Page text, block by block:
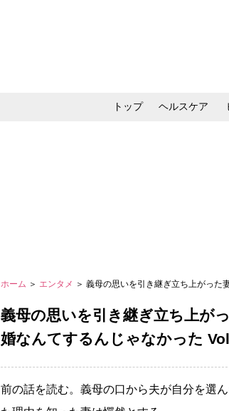
トップ ヘルスケア
ホーム ＞ エンタメ ＞ 義母の思いを引き継ぎ立ち上がっ
義母の思いを引き継ぎ立ち上が
婚なんてするんじゃなかった
前の話を読む。義母の口から夫が自分を選